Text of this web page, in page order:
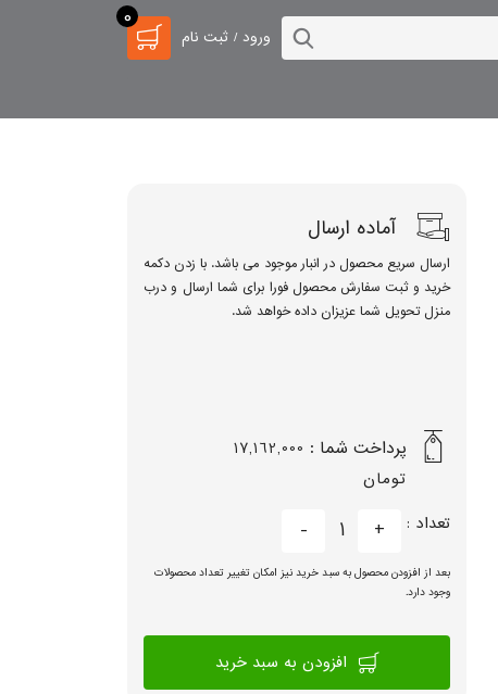
ورود / ثبت نام
0
آماده ارسال
ارسال سریع محصول در انبار موجود می باشد. با زدن دکمه
خرید و ثبت سفارش محصول فورا برای شما ارسال و درب
منزل تحویل شما عزیزان داده خواهد شد.
پرداخت شما : 17,162,000
تومان
تعداد :
+
1
-
بعد از افزودن محصول به سبد خرید نیز امکان تغییر تعداد محصولات
وجود دارد.
افزودن به سبد خرید